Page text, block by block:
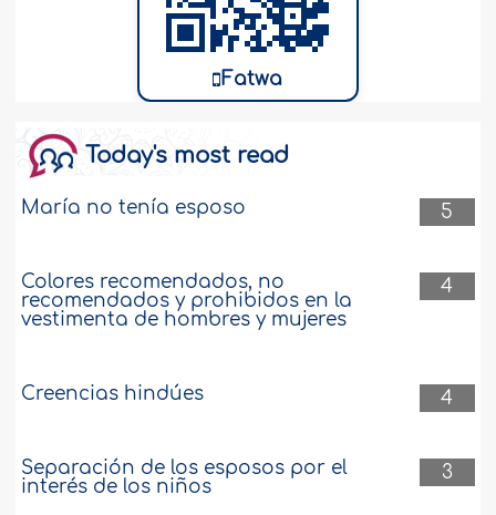
Fatwa
Today's most read
5
María no tenía esposo
4
Colores recomendados, no
recomendados y prohibidos en la
vestimenta de hombres y mujeres
4
Creencias hindúes
3
Separación de los esposos por el
interés de los niños